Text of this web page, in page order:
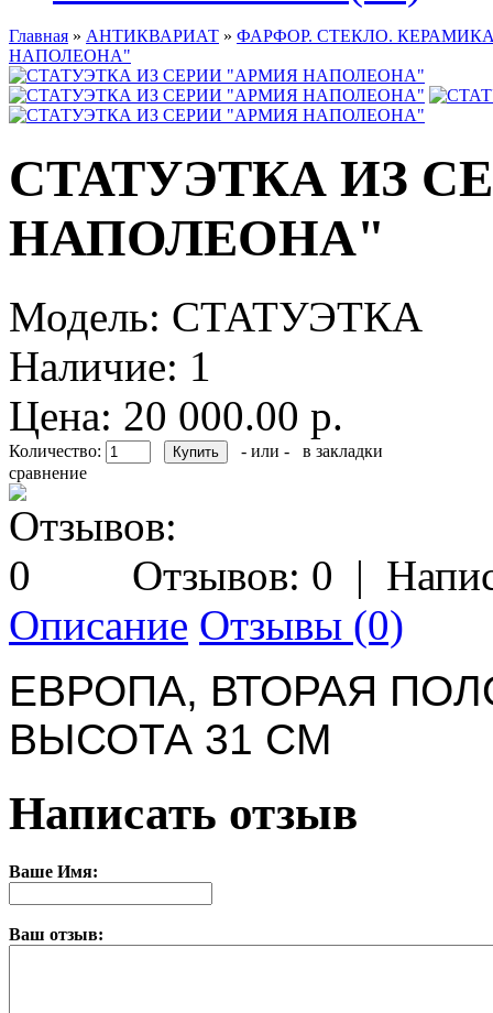
Главная » АНТИКВАРИАТ » ФАРФОР. СТЕКЛО.
НАПОЛЕОНА"
СТАТУЭТКА ИЗ
НАПОЛЕОНА"
Модель: СТАТУЭТКА
Наличие: 1
Цена: 20 000.00 р.
Количество: - или -
в закладки
сравнение
Отзывов: 0 |
Описание Отзывы (0)
ЕВРОПА, ВТОРАЯ
ВЫСОТА 31 СМ
Написать отзыв
Ваше Имя:
Ваш отзыв: